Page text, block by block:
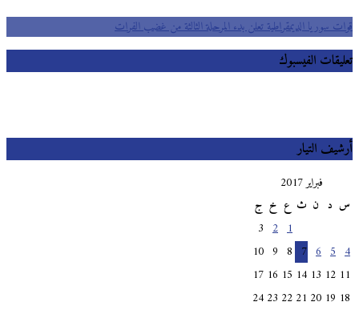
قوات سوريا الديمقراطية تعلن بدء المرحلة الثالثة من غضب الفرات
تعليقات الفيسبوك
أرشيف التيار
فبراير 2017
س
ث خ ج
10
11
12
13
14
15
16
17
18
19
20
21
22
23
24